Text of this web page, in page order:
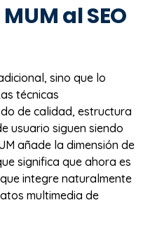
al SEO
sino que lo
técnicas
de calidad, estructura
usuario siguen siendo
añade la dimensión de
significa que ahora es
integre naturalmente
multimedia de